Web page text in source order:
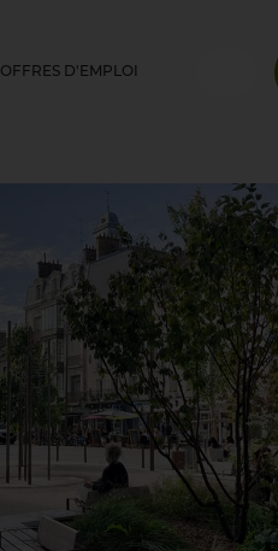
OFFRES D'EMPLOI
Email *
Mot de
Mot de passe
Inscription